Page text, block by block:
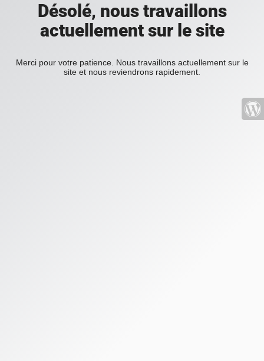
Désolé, nous travaillons
actuellement sur le site
Merci pour votre patience. Nous travaillons actuellement sur le
site et nous reviendrons rapidement.